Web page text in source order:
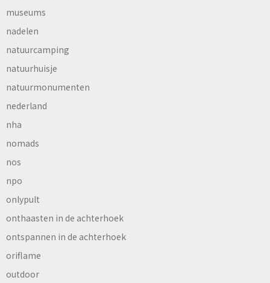
museums
nadelen
natuurcamping
natuurhuisje
natuurmonumenten
nederland
nha
nomads
nos
npo
onlypult
onthaasten in de achterhoek
ontspannen in de achterhoek
oriflame
outdoor